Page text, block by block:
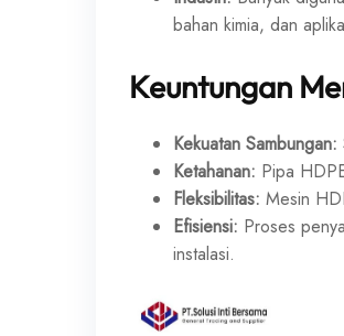
bahan kimia, dan
Keuntungan
Kekuatan Sambungan:
Ketahanan: Pipa
Fleksibilitas: Mesin
Efisiensi: Proses
instalasi.